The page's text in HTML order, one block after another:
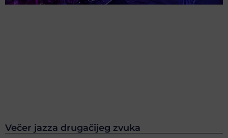
Večer jazza drugačijeg zvuka